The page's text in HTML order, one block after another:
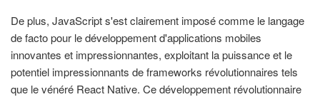
De plus, JavaScript s'est clairement imposé comme le langage
de facto pour le développement d'applications mobiles
innovantes et impressionnantes, exploitant la puissance et le
potentiel impressionnants de frameworks révolutionnaires tels
que le vénéré React Native. Ce développement révolutionnaire